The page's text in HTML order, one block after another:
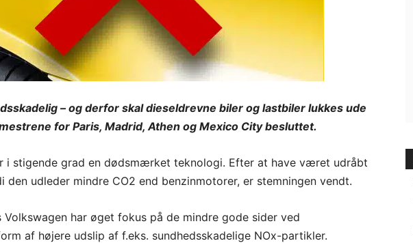
– og derfor skal dieseldrevne biler og lastbiler lukkes ude
for Paris, Madrid, Athen og Mexico City besluttet.
i stigende grad en dødsmærket teknologi. Efter at have været udråbt
den udleder mindre CO2 end benzinmotorer, er stemningen vendt.
Volkswagen har øget fokus på de mindre gode sider ved
af højere udslip af f.eks. sundhedsskadelige NOx-partikler.